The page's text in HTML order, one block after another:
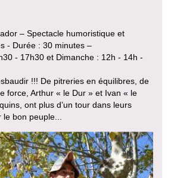
– Spectacle humoristique et
- Durée : 30 minutes –
- 17h30 et Dimanche : 12h - 14h -
!!! De pitreries en équilibres, de
force, Arthur « le Dur » et Ivan « le
ont plus d’un tour dans leurs
bon peuple...